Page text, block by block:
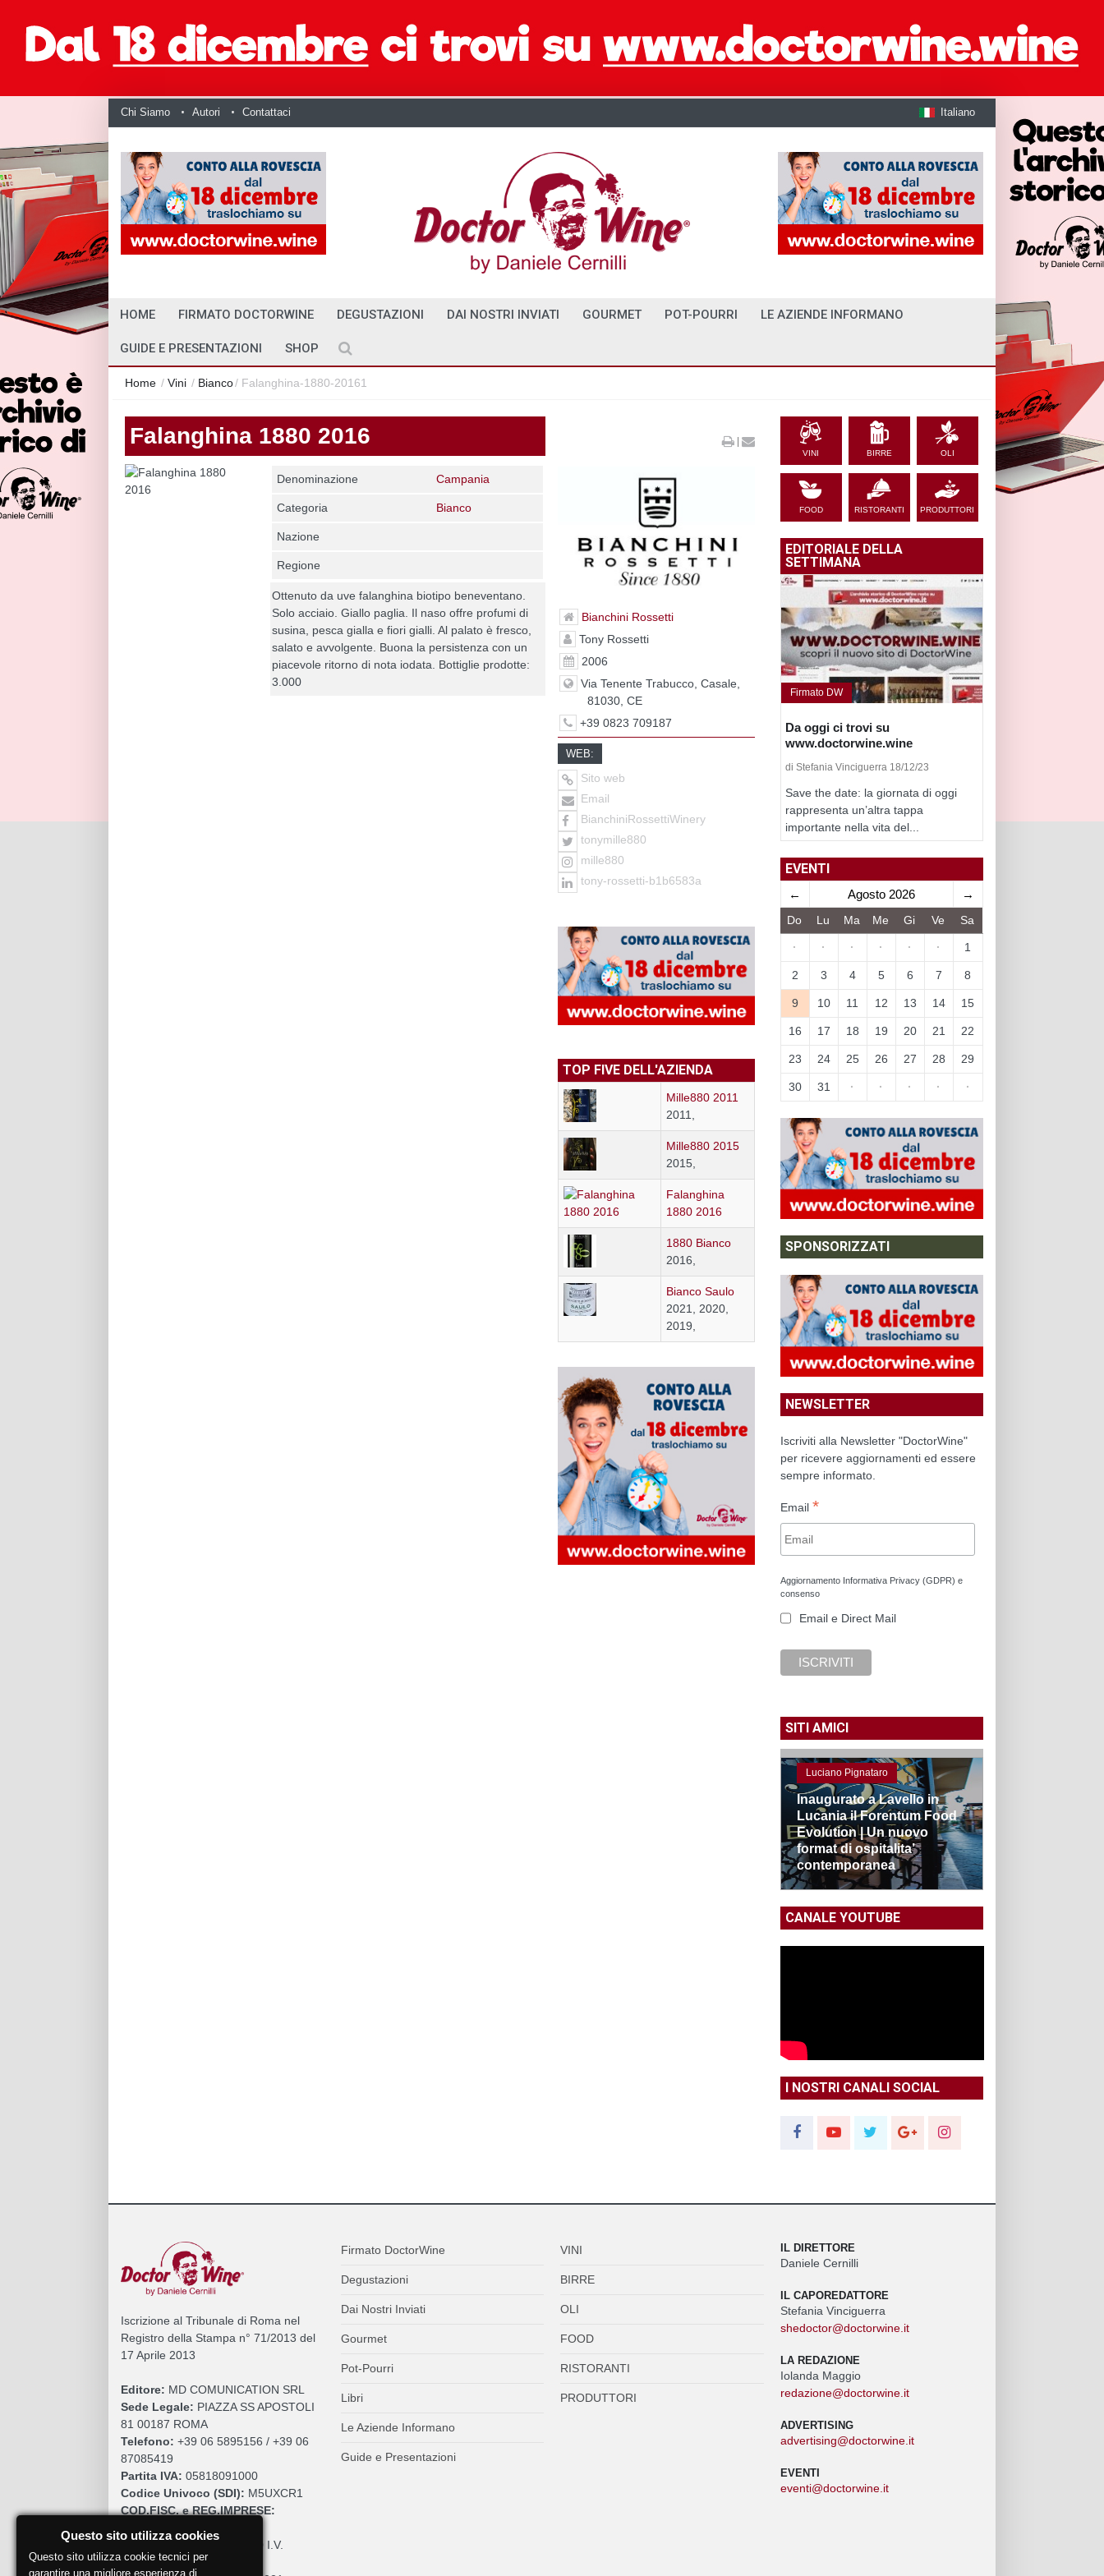
Chi Siamo Autori Contattaci Italiano
HOME FIRMATO DOCTORWINE DEGUSTAZIONI DAI NOSTRI INVIATI GOURMET POT-POURRI LE AZIENDE INFORMANO
GUIDE E PRESENTAZIONI SHOP
Home / Vini / Bianco/ Falanghina-1880-20161
Falanghina 1880 2016
Denominazione Campania
Categoria Bianco
Nazione
Regione
Ottenuto da uve falanghina biotipo beneventano.
Solo acciaio. Giallo paglia. Il naso offre profumi di
susina, pesca gialla e fiori gialli. Al palato è fresco,
salato e avvolgente. Buona la persistenza con un
piacevole ritorno di nota iodata. Bottiglie prodotte:
3.000
|
Bianchini Rossetti
Tony Rossetti
2006
Via Tenente Trabucco, Casale,
81030, CE
+39 0823 709187
WEB:
Sito web
Email
BianchiniRossettiWinery
tonymille880
mille880
tony-rossetti-b1b6583a
TOP FIVE DELL'AZIENDA
Mille880 2011
2011,
Mille880 2015
2015,
Falanghina
1880 2016
1880 Bianco
2016,
Bianco Saulo
2021, 2020,
2019,
VINI BIRRE OLI
FOOD RISTORANTI PRODUTTORI
EDITORIALE DELLA
SETTIMANA
Firmato DW
Da oggi ci trovi su
www.doctorwine.wine
di Stefania Vinciguerra 18/12/23
Save the date: la giornata di oggi
rappresenta un’altra tappa
importante nella vita del...
EVENTI
← Agosto 2026 →
Do Lu Ma Me Gi Ve Sa
· · · · · · 1
2 3 4 5 6 7 8
9 10 11 12 13 14 15
16 17 18 19 20 21 22
23 24 25 26 27 28 29
30 31 · · · · ·
SPONSORIZZATI
NEWSLETTER
Iscriviti alla Newsletter "DoctorWine"
per ricevere aggiornamenti ed essere
sempre informato.
Email *
Aggiornamento Informativa Privacy (GDPR) e
consenso
Email e Direct Mail
SITI AMICI
Luciano Pignataro
Inaugurato a Lavello in
Lucania il Forentum Food
Evolution | Un nuovo
format di ospitalita’
contemporanea
CANALE YOUTUBE
I NOSTRI CANALI SOCIAL
Iscrizione al Tribunale di Roma nel
Registro della Stampa n° 71/2013 del
17 Aprile 2013
Editore: MD COMUNICATION SRL
Sede Legale: PIAZZA SS APOSTOLI
81 00187 ROMA
Telefono: +39 06 5895156 / +39 06
87085419
Partita IVA: 05818091000
Codice Univoco (SDI): M5UXCR1
COD.FISC. e REG.IMPRESE:
Cap. Sociale:€. 10.200,00 I.V.
REA:RM 930252
Firmato DoctorWine
Degustazioni
Dai Nostri Inviati
Gourmet
Pot-Pourri
Libri
Le Aziende Informano
Guide e Presentazioni
VINI
BIRRE
OLI
FOOD
RISTORANTI
PRODUTTORI
IL DIRETTORE
Daniele Cernilli
IL CAPOREDATTORE
Stefania Vinciguerra
shedoctor@doctorwine.it
LA REDAZIONE
Iolanda Maggio
redazione@doctorwine.it
ADVERTISING
advertising@doctorwine.it
EVENTI
eventi@doctorwine.it
Questo sito utilizza cookies
Questo sito utilizza cookie tecnici per
garantire una migliore esperienza di